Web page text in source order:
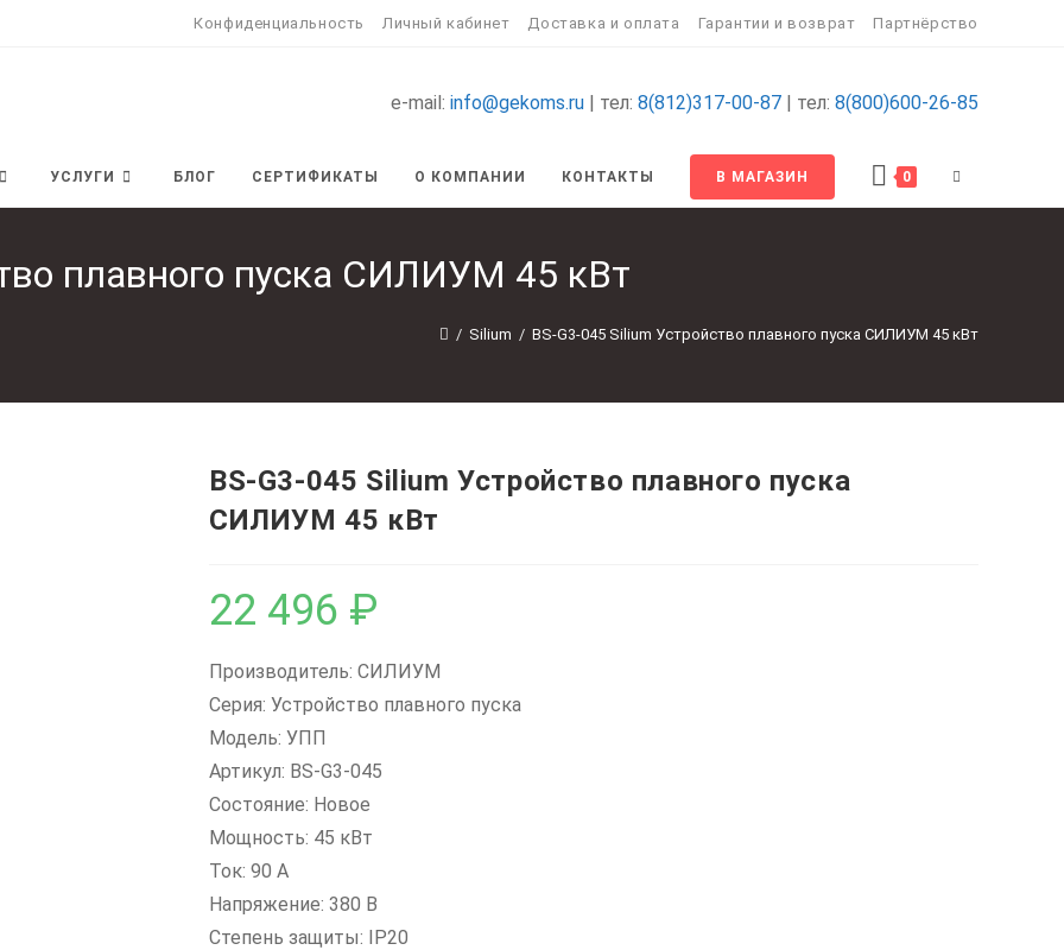
Конфиденциальность Личный кабинет Доставка и оплата Гарантии и возврат Партнёрство
e-mail: info@gekoms.ru | тел: 8(812)317-00-87 | тел: 8(800)600-26-85
УСЛУГИ БЛОГ СЕРТИФИКАТЫ О КОМПАНИИ КОНТАКТЫ В МАГАЗИН 0
плавного пуска СИЛИУМ 45 кВт
/ Silium / BS-G3-045 Silium Устройство плавного пуска СИЛИУМ 45 кВт
BS-G3-045 Silium Устройство плавного пуска
СИЛИУМ 45 кВт
22 496 ₽
Производитель: СИЛИУМ
Серия: Устройство плавного пуска
Модель: УПП
Артикул: BS-G3-045
Состояние: Новое
Мощность: 45 кВт
Ток: 90 А
Напряжение: 380 В
Степень защиты: IP20